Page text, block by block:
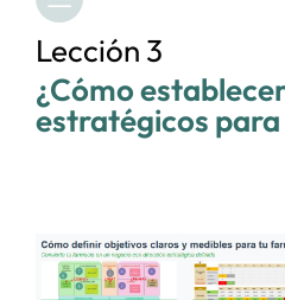
Lección 3
¿Cómo
estratégicos